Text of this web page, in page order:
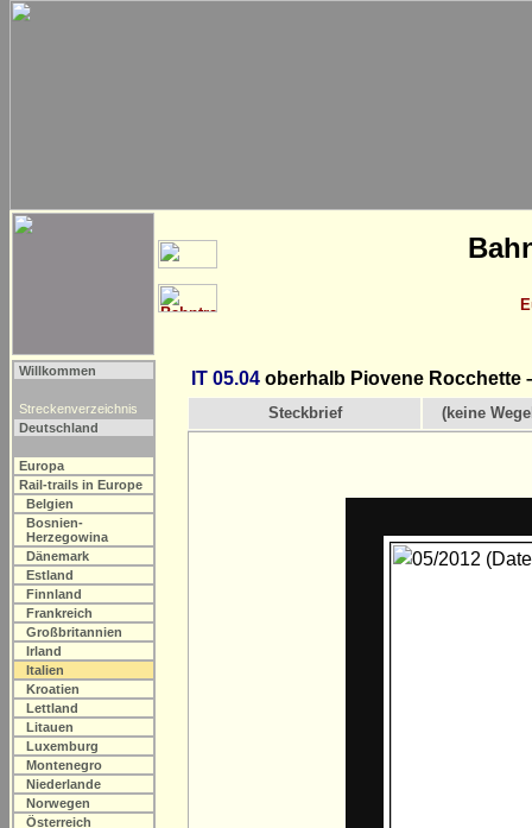
Willkommen
Streckenverzeichnis
Deutschland
Europa
Rail-trails in Europe
Belgien
Bosnien-
Herzegowina
Dänemark
Estland
Finnland
Frankreich
Großbritannien
Irland
Italien
Kroatien
Lettland
Litauen
Luxemburg
Montenegro
Niederlande
Norwegen
Österreich
IT 05.04 oberhalb Piovene Rocchette
Steckbrief (keine